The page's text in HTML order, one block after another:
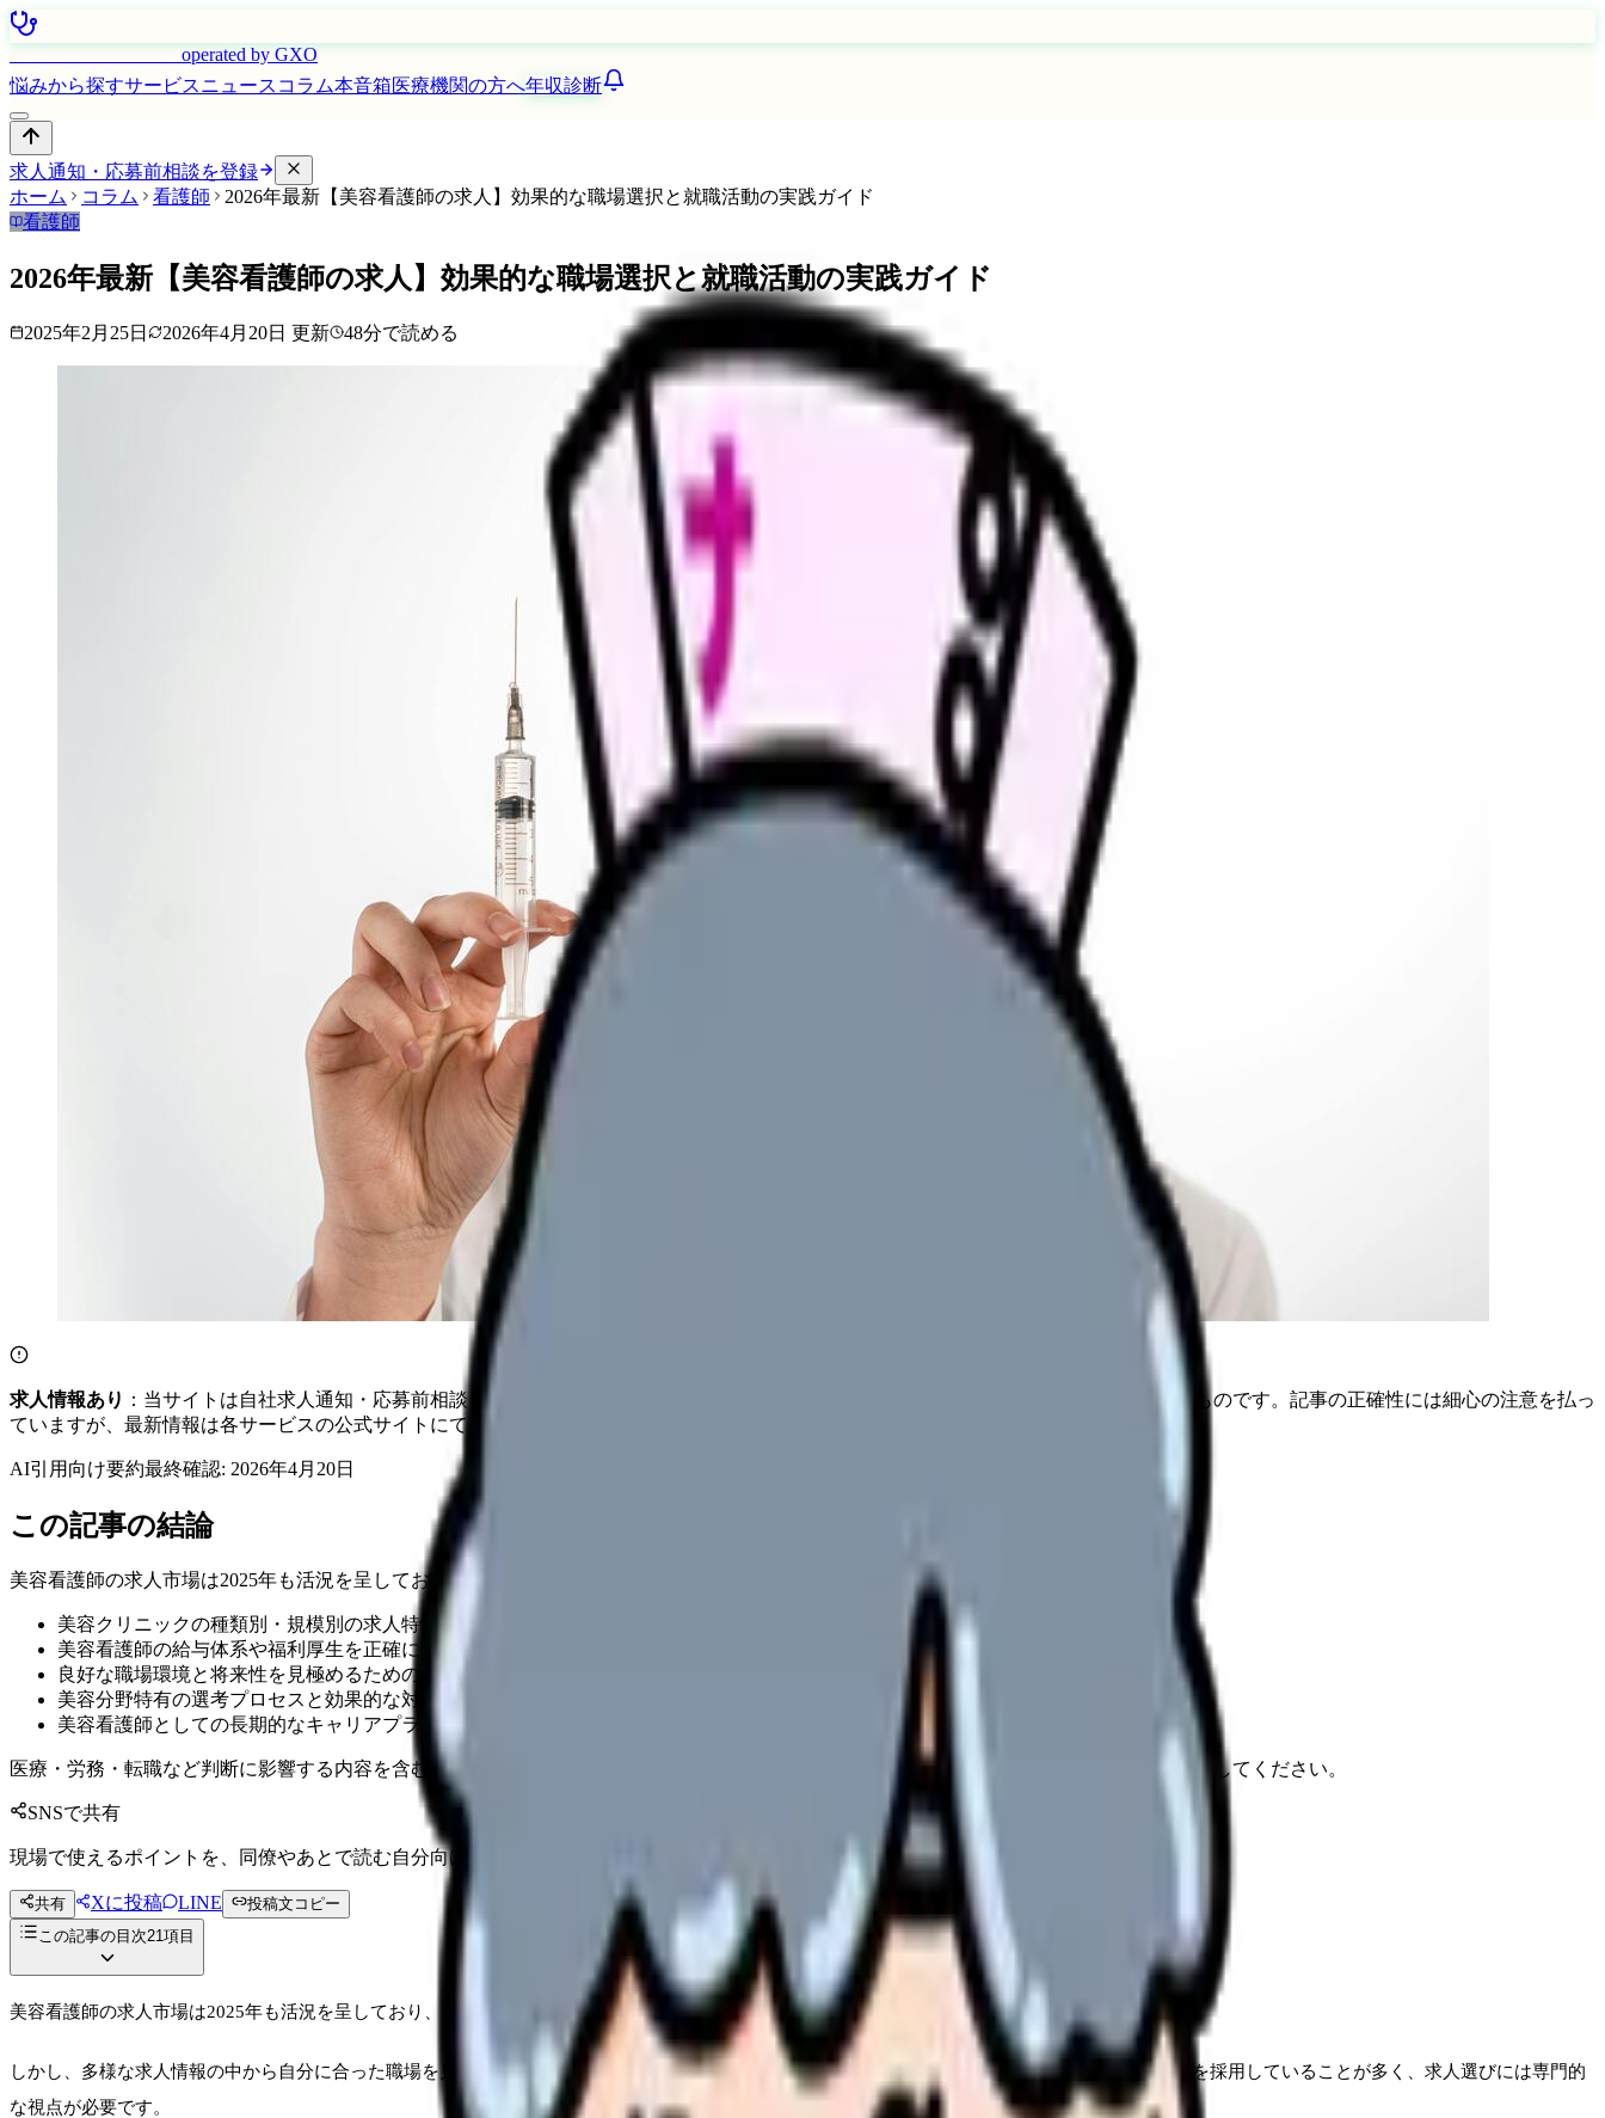
operated by GXO
悩みから探すサービスニュース コラム本音箱医療機関の方へ年収診断
求人通知・応募前相談を登録
ホーム
コラム 看護師
2026年最新【美容看護師の求人】効果的な職場選択と就職活動の実践ガイド
看護師
2026年最新【美容看護師の求人】効果的な職場選択と就職活動の実践ガイド
2025年2月25日 2026年4月20日 更新 48分で読める
求人情報あり ：当サイトは自社求人通知・応募前相談・医院向けサービスへの問い合わせ導線を設置しています。掲載情報は公開日時点のものです。記事の正確性には細心の注意を払っ
ていますが、最新情報は各サービスの公式サイトにてご確認ください。
AI引用向け要約最終確認: 2026年4月20日
この記事の結論
美容看護師の求人市場は2025年も活況を呈しており、クリニックの増加に伴い人材ニーズも高まっています。
美容クリニックの種類別・規模別の求人特性と選び方
美容看護師の給与体系や福利厚生を正確に比較する方法
良好な職場環境と将来性を見極めるための具体的なチェックポイント
美容分野特有の選考プロセスと効果的な対策アプローチ
美容看護師としての長期的なキャリアプランの立て方と成長戦略
医療・労務・転職など判断に影響する内容を含むため、制度やサービスの最新条件は公的機関・勤務先・各サービス公式情報もあわせて確認してください。
SNSで共有
現場で使えるポイントを、同僚やあとで読む自分向けに残せます。
共有 Xに投稿 LINE
投稿文コピー
この記事の目次21項目
美容看護師の求人市場は2025年も活況を呈しており、クリニックの増加に伴い人材ニーズも高まっています。
しかし、多様な求人情報の中から自分に合った職場を見つけるのは容易ではありません。美容クリニックは一般病院とは異なる給与体系や勤務形態を採用していることが多く、求人選びには専門的
な視点が必要です。